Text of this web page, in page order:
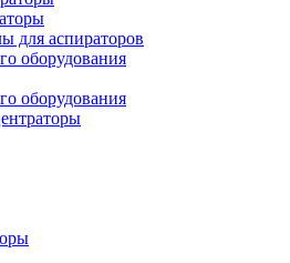
для аспираторов
оборудования
оборудования